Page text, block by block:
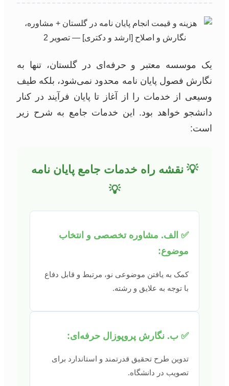
یک موسسه معتبر و حرفه‌ای در گلستان، تنها به
نگارش فصول پایان نامه محدود نمی‌شود، بلکه طیف
وسیعی از خدمات را از آغاز تا پایان فرآیند در کنار
دانشجو خواهد بود. این خدمات جامع به شرح زیر
است:
💡 نقشه راه خدمات جامع پایان نامه
💡
✅ الف. مشاوره تخصصی و انتخاب
موضوع:
کمک به یافتن موضوعی نو، مرتبط و قابل دفاع
با توجه به علایق و رشته.
✅ ب. نگارش پروپوزال حرفه‌ای:
تدوین طرح تحقیق قدرتمند و استاندارد برای
تصویب در دانشگاه.